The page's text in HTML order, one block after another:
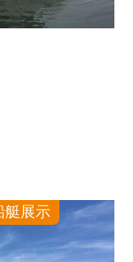
艇展示